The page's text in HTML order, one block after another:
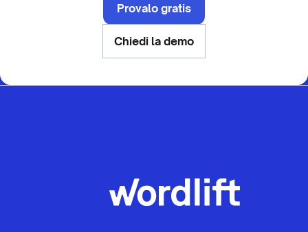
Provalo gratis
Chiedi la demo